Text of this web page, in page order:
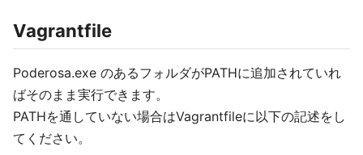
Vagrantfile
Poderosa.exe のあるフォルダがPATHに追加されていれ
ばそのまま実行できます。
PATHを通していない場合はVagrantfileに以下の記述をし
てください。